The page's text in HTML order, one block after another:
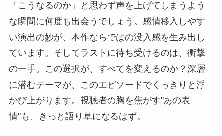
「こうなるのか」と思わず声を上げてしまうよう
な瞬間に何度も出会うでしょう。感情移入しやす
い演出の妙が、本作ならではの没入感を生み出し
ています。そしてラストに待ち受けるのは、衝撃
の一手。この選択が、すべてを変えるのか？深層
に潜むテーマが、このエピソードでくっきりと浮
かび上がります。視聴者の胸を焦がす"あの表
情"も、きっと語り草になるはず。